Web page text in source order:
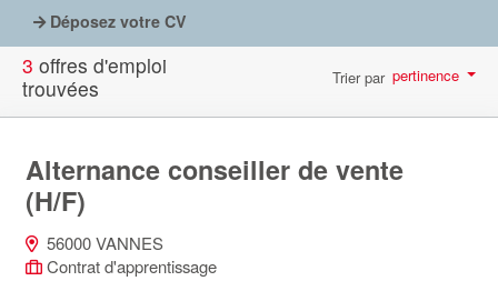
Déposez votre CV
3 offres d'emploi
trouvées
Trier par pertinence
Alternance conseiller de vente
(H/F)
56000 VANNES
Contrat d'apprentissage